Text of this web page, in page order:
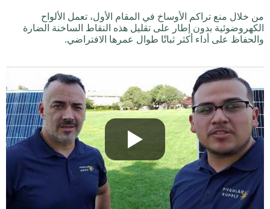
من خلال منع تراكم الأوساخ في المقام الأول، تعمل الألواح
الكهروضوئية بدون إطار على تقليل هذه النقاط الساخنة الضارة
والحفاظ على أداء أكثر ثباتًا طوال عمرها الافتراضي.